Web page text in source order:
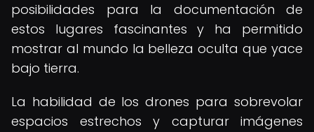
posibilidades para la documentación de
estos lugares fascinantes y ha permitido
mostrar al mundo la belleza oculta que yace
bajo tierra.
La habilidad de los drones para sobrevolar
espacios estrechos y capturar imágenes